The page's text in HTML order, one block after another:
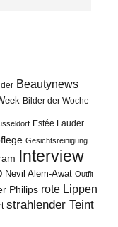
Beautynews
Bilder der Woche
Estée Lauder
Gesichtsreinigung
Interview
Nevil Alem-Awat Outfit
Philips rote Lippen
strahlender Teint